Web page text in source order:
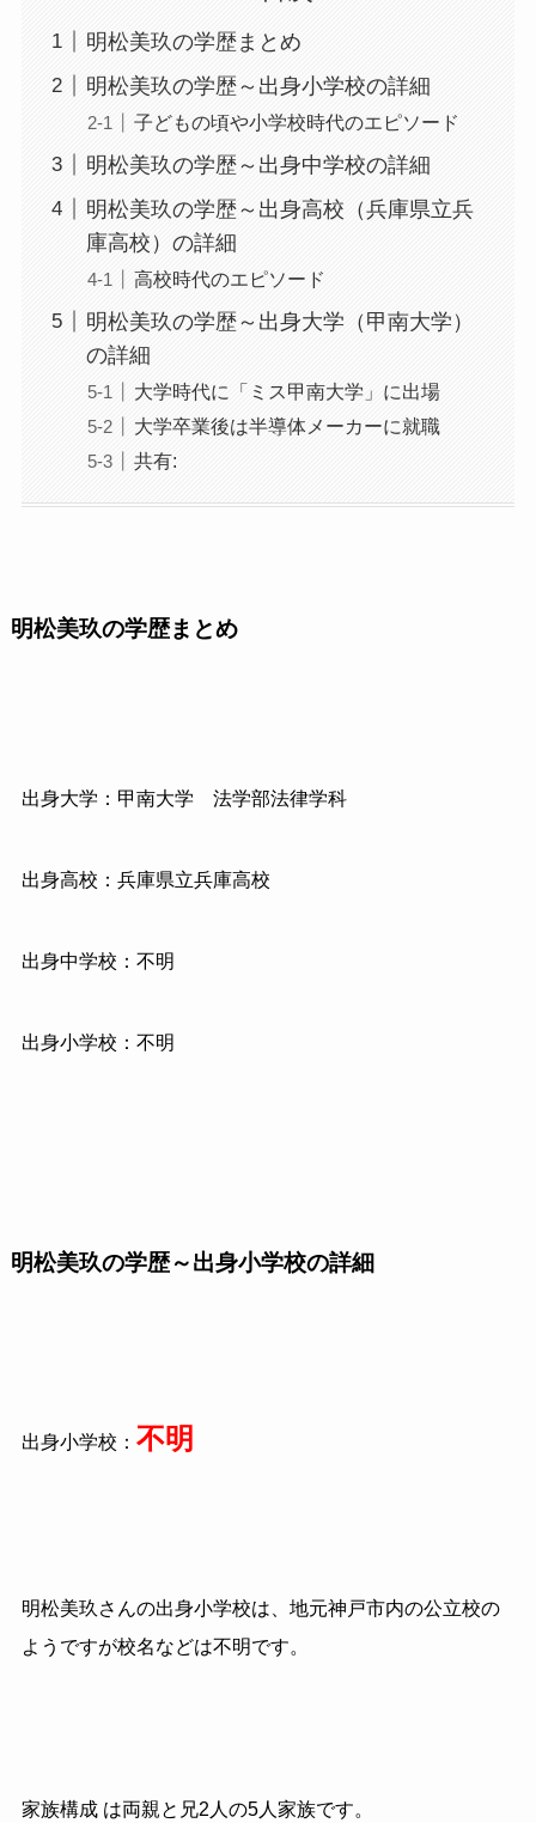
明松美玖の学歴まとめ
明松美玖の学歴～出身小学校の詳細
子どもの頃や小学校時代のエピソード
明松美玖の学歴～出身中学校の詳細
明松美玖の学歴～出身高校（兵庫県立兵
庫高校）の詳細
高校時代のエピソード
明松美玖の学歴～出身大学（甲南大学）
の詳細
大学時代に「ミス甲南大学」に出場
大学卒業後は半導体メーカーに就職
共有:
明松美玖の学歴まとめ
出身大学：甲南大学 法学部法律学科
出身高校：兵庫県立兵庫高校
出身中学校：不明
出身小学校：不明
明松美玖の学歴～出身小学校の詳細
出身小学校： 不明
明松美玖さんの出身小学校は、地元神戸市内の公立校の
ようですが校名などは不明です。
家族構成 は両親と兄2人の5人家族です。